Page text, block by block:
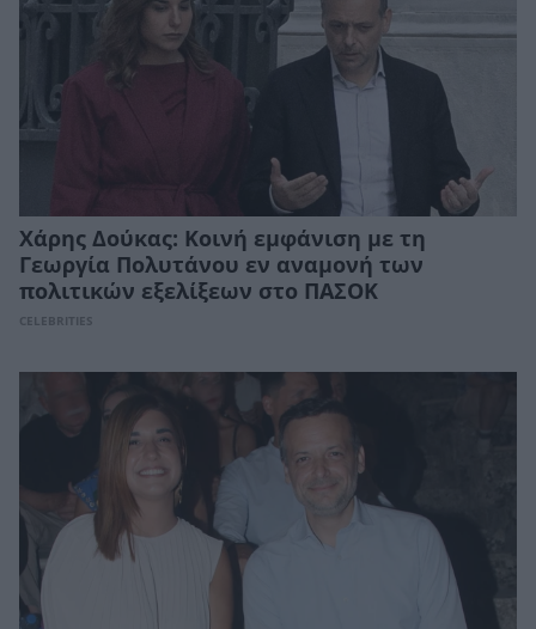
Χάρης Δούκας: Κοινή εμφάνιση με τη
Γεωργία Πολυτάνου εν αναμονή των
πολιτικών εξελίξεων στο ΠΑΣΟΚ
CELEBRITIES